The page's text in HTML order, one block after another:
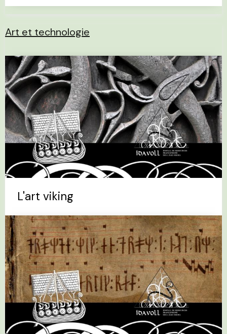
Art et technologie
L'art viking